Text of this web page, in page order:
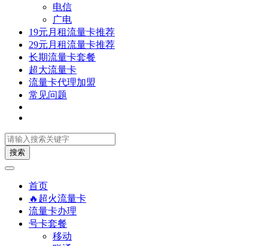
电信
广电
19元月租流量卡推荐
29元月租流量卡推荐
长期流量卡套餐
超大流量卡
流量卡代理加盟
常见问题
搜索
首页
🔥超火流量卡
流量卡办理
号卡套餐
移动